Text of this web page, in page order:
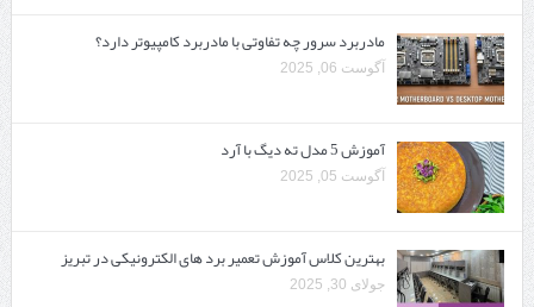
مادربرد سرور چه تفاوتی با مادربرد کامپیوتر دارد؟
آگوست 06, 2025
آموزش 5 مدل ته دیگ با آرد
آگوست 05, 2025
بهترین کلاس آموزش تعمیر برد های الکترونیکی در تبریز
جولای 30, 2025